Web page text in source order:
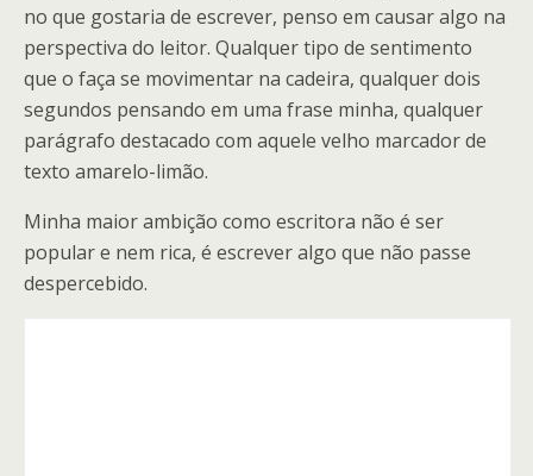
no que gostaria de escrever, penso em causar algo na
perspectiva do leitor. Qualquer tipo de sentimento
que o faça se movimentar na cadeira, qualquer dois
segundos pensando em uma frase minha, qualquer
parágrafo destacado com aquele velho marcador de
texto amarelo-limão.
Minha maior ambição como escritora não é ser
popular e nem rica, é escrever algo que não passe
despercebido.